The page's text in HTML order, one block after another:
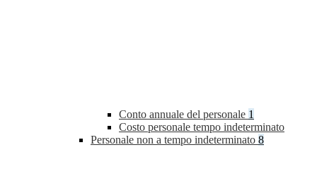
Conto annuale del personale 1
Costo personale tempo indeterminato
Personale non a tempo indeterminato 8